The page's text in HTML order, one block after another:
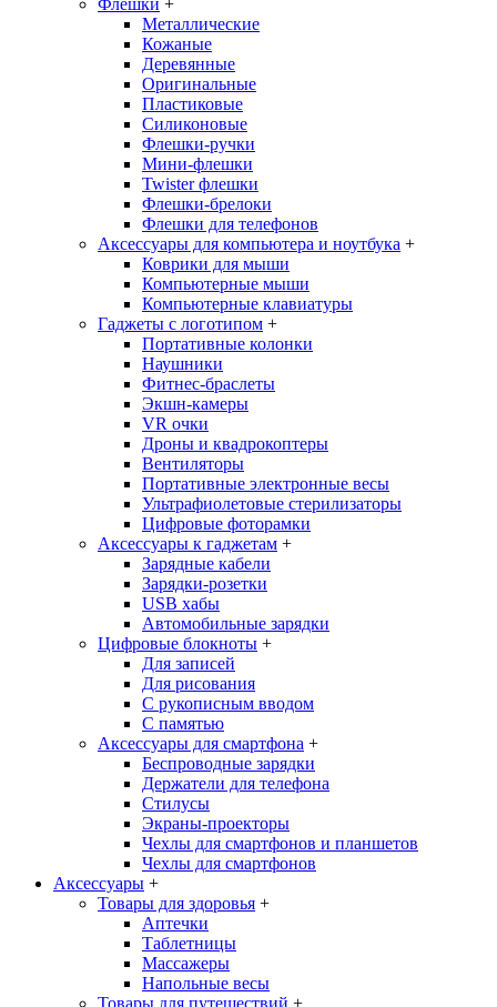
Флешки +
Металлические
Кожаные
Деревянные
Оригинальные
Пластиковые
Силиконовые
Флешки-ручки
Мини-флешки
Twister флешки
Флешки-брелоки
Флешки для телефонов
Аксессуары для компьютера и ноутбука +
Коврики для мыши
Компьютерные мыши
Компьютерные клавиатуры
Гаджеты с логотипом +
Портативные колонки
Наушники
Фитнес-браслеты
Экшн-камеры
VR очки
Дроны и квадрокоптеры
Вентиляторы
Портативные электронные весы
Ультрафиолетовые стерилизаторы
Цифровые фоторамки
Аксессуары к гаджетам +
Зарядные кабели
Зарядки-розетки
USB хабы
Автомобильные зарядки
Цифровые блокноты +
Для записей
Для рисования
С рукописным вводом
С памятью
Аксессуары для смартфона +
Беспроводные зарядки
Держатели для телефона
Стилусы
Экраны-проекторы
Чехлы для смартфонов и планшетов
Чехлы для смартфонов
Аксессуары +
Товары для здоровья +
Аптечки
Таблетницы
Массажеры
Напольные весы
Товары для путешествий +